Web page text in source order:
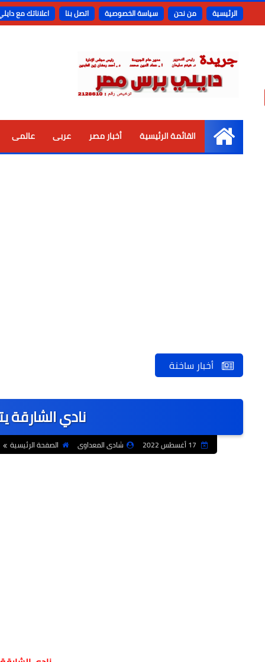
الرئيسية من نحن سياسة الخصوصية اتصل بنا اعلاناتك مع
الرئيسية
القائمة الرئيسية أخبار مصر عربى عالمى
أخبار ساخنة
نادي الشارقة
شادى المعداوى الصفحة الرئيسية